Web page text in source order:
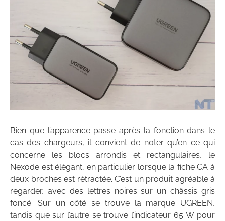
Bien que l’apparence passe après la fonction dans le
cas des chargeurs, il convient de noter qu’en ce qui
concerne les blocs arrondis et rectangulaires, le
Nexode est élégant, en particulier lorsque la fiche CA à
deux broches est rétractée. C’est un produit agréable à
regarder, avec des lettres noires sur un châssis gris
foncé. Sur un côté se trouve la marque UGREEN,
tandis que sur l’autre se trouve l’indicateur 65 W pour